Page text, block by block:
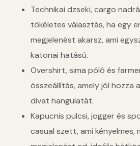
Technikai dzseki, cargo
tökéletes választás, ha egy
megjelenést akarsz, ami
katonai hatású.
Overshirt, sima póló és
összeállítás, amely jól hozza
divat hangulatát.
Kapucnis pulcsi, jogger és
casual szett, ami